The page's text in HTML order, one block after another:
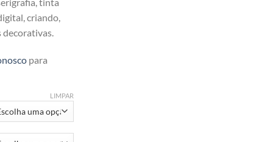
criando,
para
LIMPAR